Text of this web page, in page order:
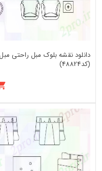
دانلود نقشه بلوک مبل راحتی
(کد48824)